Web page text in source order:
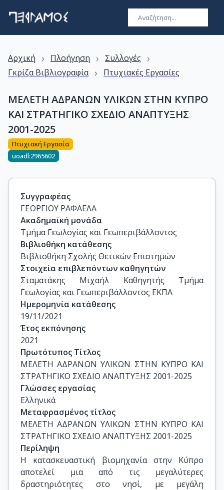
Αρχική › Πλοήγηση › Συλλογές ›
Γκρίζα Βιβλιογραφία › Πτυχιακές Εργασίες
ΜΕΛΕΤΗ ΑΔΡΑΝΩΝ ΥΛΙΚΩΝ ΣΤΗΝ ΚΥΠΡΟ
ΚΑΙ ΣΤΡΑΤΗΓΙΚΟ ΣΧΕΔΙΟ ΑΝΑΠΤΥΞΗΣ
2001-2025
Πτυχιακή Εργασία
uoadl:2965602
Συγγραφέας
ΓΕΩΡΓΙΟΥ ΡΑΦΑΕΛΑ
Ακαδημαϊκή μονάδα
Τμήμα Γεωλογίας και Γεωπεριβάλλοντος
Βιβλιοθήκη κατάθεσης
Βιβλιοθήκη Σχολής Θετικών Επιστημών
Στοιχεία επιβλεπόντων καθηγητών
Σταματάκης Μιχαήλ Καθηγητής Τμήμα
Γεωλογίας και Γεωπεριβάλλοντος ΕΚΠΑ
Ημερομηνία κατάθεσης
19/11/2021
Έτος εκπόνησης
2021
Πρωτότυπος Τίτλος
ΜΕΛΕΤΗ ΑΔΡΑΝΩΝ ΥΛΙΚΩΝ ΣΤΗΝ ΚΥΠΡΟ ΚΑΙ
ΣΤΡΑΤΗΓΙΚΟ ΣΧΕΔΙΟ ΑΝΑΠΤΥΞΗΣ 2001-2025
Γλώσσες εργασίας
Ελληνικά
Μεταφρασμένος τίτλος
ΜΕΛΕΤΗ ΑΔΡΑΝΩΝ ΥΛΙΚΩΝ ΣΤΗΝ ΚΥΠΡΟ ΚΑΙ
ΣΤΡΑΤΗΓΙΚΟ ΣΧΕΔΙΟ ΑΝΑΠΤΥΞΗΣ 2001-2025
Περίληψη
Η κατασκευαστική βιομηχανία στην Κύπρο
αποτελεί μια από τις μεγαλύτερες
δραστηριότητες στο νησί, με μεγάλη